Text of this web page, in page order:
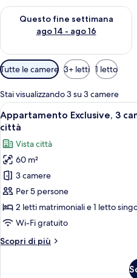
Questo fine settimana
ago 14 - ago 16
Verifica la disponibilità per
Filtri
disponibili
per
le
camere
Tutte le camere 3+ letti 1 letto
Stai visualizzando 3 su 3 camere
Apri
tutte
le
foto
per
Appartamento
Exclusive,
3
camere
letto,
12
Appartamento Exclusive, 3
città
Vista città
60 m²
3 camere
Per 5 persone
2 letti matrimoniali e 1 letto
Wi-Fi gratuito
Scopri di più
Altri